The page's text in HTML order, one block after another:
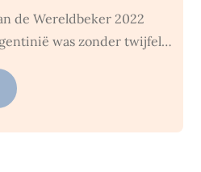
de Wereldbeker 2022
was zonder twijfel…